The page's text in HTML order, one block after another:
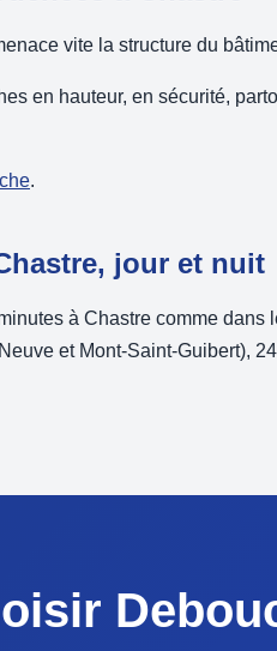
vite la structure du
en hauteur, en sécurité,
.
jour et nuit
à Chastre comme dans
et Mont-Saint-Guibert),